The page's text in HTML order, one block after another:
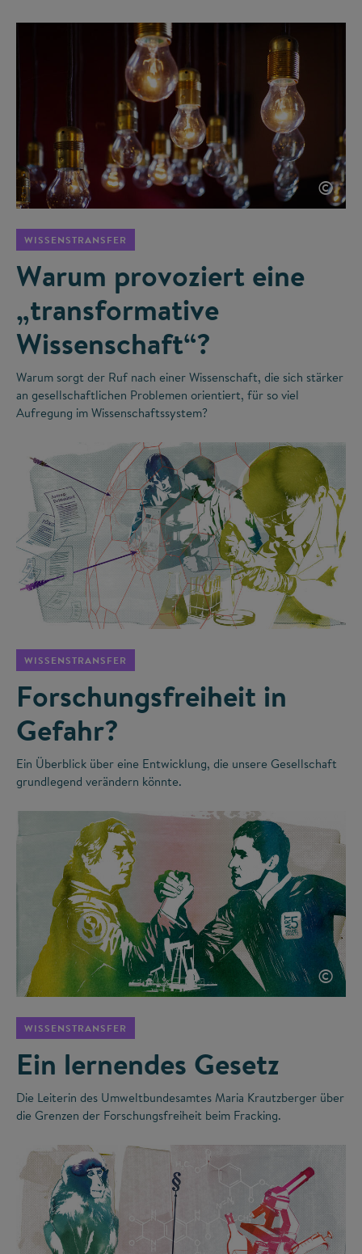
©
WISSENSTRANSFER
Warum provoziert eine
„transformative
Wissenschaft“?
Warum sorgt der Ruf nach einer Wissenschaft, die sich stärker
an gesellschaftlichen Problemen orientiert, für so viel
Aufregung im Wissenschaftssystem?
©
WISSENSTRANSFER
Forschungsfreiheit in
Gefahr?
Ein Überblick über eine Entwicklung, die unsere Gesellschaft
grundlegend verändern könnte.
©
WISSENSTRANSFER
Ein lernendes Gesetz
Die Leiterin des Umweltbundesamtes Maria Krautzberger über
die Grenzen der Forschungsfreiheit beim Fracking.